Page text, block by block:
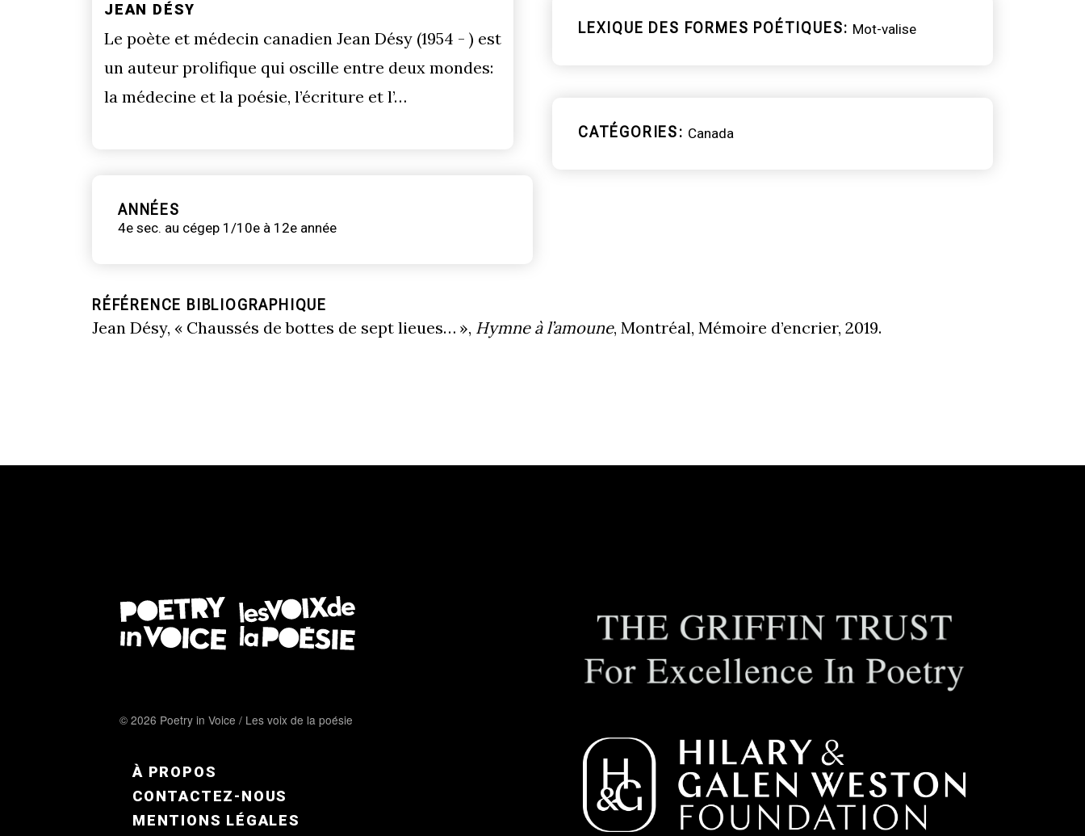
JEAN DÉSY
Le poète et médecin canadien Jean Désy (1954 - ) est
un auteur prolifique qui oscille entre deux mondes:
la médecine et la poésie, l’écriture et l’…
ANNÉES
4e sec. au cégep 1/10e à 12e année
LEXIQUE DES FORMES POÉTIQUES Mot-valise
CATÉGORIES Canada
RÉFÉRENCE BIBLIOGRAPHIQUE
Jean Désy, « Chaussés de bottes de sept lieues… », Hymne à l’amoune, Montréal, Mémoire d’encrier, 2019.
© 2026 Poetry in Voice / Les voix de la poésie
FOOTER MENU FR
À PROPOS
CONTACTEZ-NOUS
MENTIONS LÉGALES